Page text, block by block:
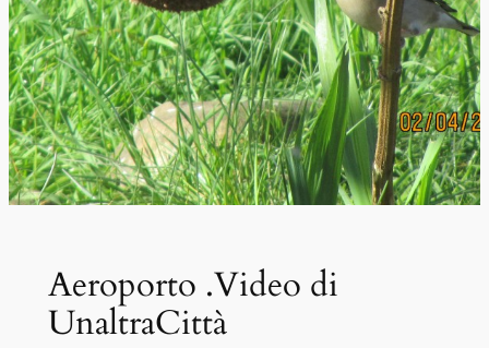
Aeroporto .Video di
UnaltraCittà